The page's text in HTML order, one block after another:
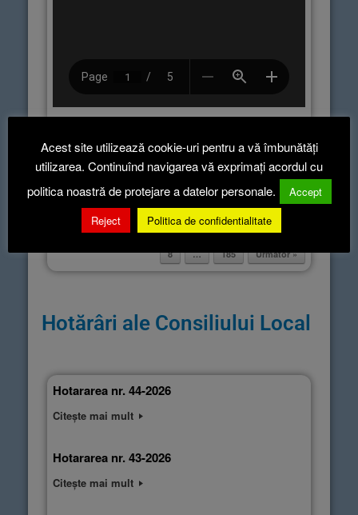
Post navigation
« Anterioară 1 2 3 4 5 6
8
… 185 Următor »
Hotărâri ale Consiliului Local
Hotararea nr. 44-2026
Citește mai mult
Hotararea nr. 43-2026
Citește mai mult
Acest site utilizează cookie-uri pentru a vă îmbunătăți
utilizarea. Continuînd navigarea vă exprimați acordul cu
politica noastră de protejare a datelor personale.
Accept
Reject
Politica de confidentialitate